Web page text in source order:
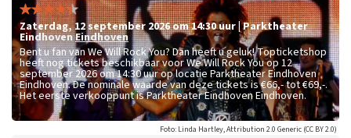
zaterdag,12 september 2026 om 14:30uur|Parktheater
EindhovenEindhoven
Bent u fan van We Will Rock You? Dan heeft u geluk! Topticketshop
heeft nog tickets beschikbaar voor We Will Rock You op 12
september 2026 om 14:30 uur op locatie Parktheater Eindhoven
Eindhoven. De nominale waarde van deze tickets is€66,- tot €69,-.
Het eerste verkooppunt is Parktheater Eindhoven Eindhoven.
Foto: Linda Hartley, Attribution 2.0 Generic (CC BY 2.0)